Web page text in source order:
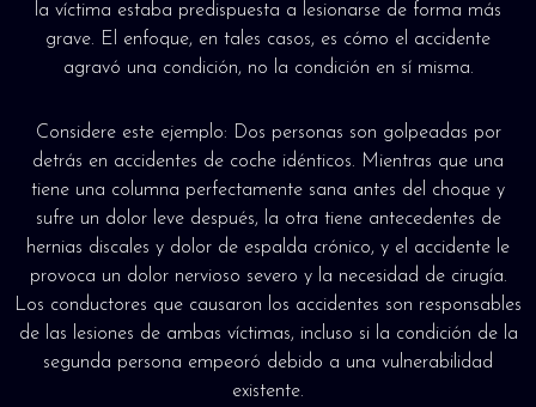
la víctima estaba predispuesta a lesionarse de forma más
grave. El enfoque, en tales casos, es cómo el accidente
agravó una condición, no la condición en sí misma.
Considere este ejemplo: Dos personas son golpeadas por
detrás en accidentes de coche idénticos. Mientras que una
tiene una columna perfectamente sana antes del choque y
sufre un dolor leve después, la otra tiene antecedentes de
hernias discales y dolor de espalda crónico, y el accidente le
provoca un dolor nervioso severo y la necesidad de cirugía.
Los conductores que causaron los accidentes son responsables
de las lesiones de ambas víctimas, incluso si la condición de la
segunda persona empeoró debido a una vulnerabilidad
existente.